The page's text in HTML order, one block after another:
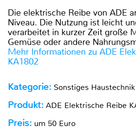
Die elektrische Reibe von ADE
Niveau. Die Nutzung ist leicht
verarbeitet in kurzer Zeit große
Gemüse oder andere
Mehr Informationen zu ADE
KA1802
Kategorie: Sonstiges Haustechnik
Produkt: ADE Elektrische Reibe
Preis: um 50 Euro